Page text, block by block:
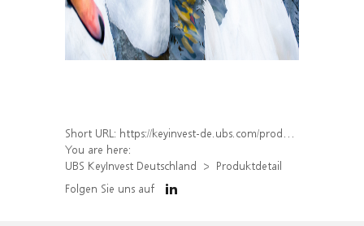
Short URL: https://keyinvest-de.ubs.com/produkt/detail/index/isin/DE000WA5BAJ9
You are here:
UBS KeyInvest Deutschland
Produktdetail
Folgen Sie uns auf